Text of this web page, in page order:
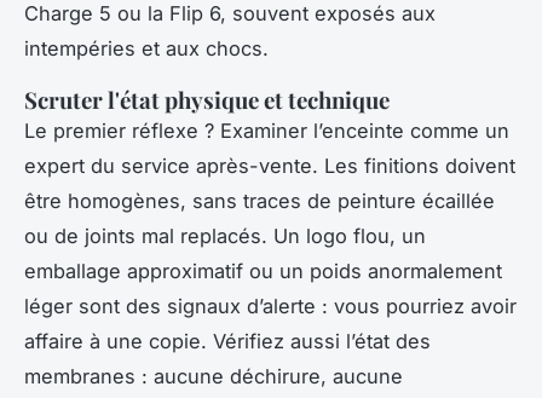
Charge 5 ou la Flip 6, souvent exposés aux
intempéries et aux chocs.
Scruter l'état physique et technique
Le premier réflexe ? Examiner l’enceinte comme un
expert du service après-vente. Les finitions doivent
être homogènes, sans traces de peinture écaillée
ou de joints mal replacés. Un logo flou, un
emballage approximatif ou un poids anormalement
léger sont des signaux d’alerte : vous pourriez avoir
affaire à une copie. Vérifiez aussi l’état des
membranes : aucune déchirure, aucune